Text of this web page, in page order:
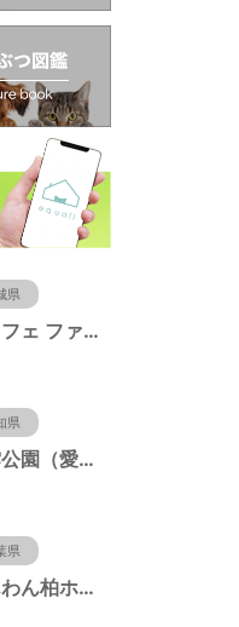
県
猫カフェ ファミリーズ
県
白雲公園（愛知県名古屋市）
県
わんわん柏ホームビレッジ（老犬ホーム・老犬ホテル）